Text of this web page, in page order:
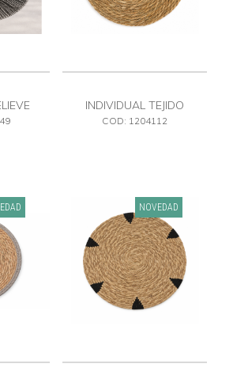
INDIVIDUAL TEJIDO
COD: 1204112
NOVEDAD